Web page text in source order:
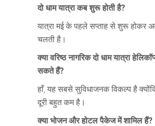
दो धाम यात्रा कब शुरू होती है?
यात्रा मई के पहले सप्ताह से शुरू होकर
चलती है।
क्या वरिष्ठ नागरिक दो धाम यात्रा
सकते हैं?
हाँ, यह सबसे सुविधाजनक विकल्प है
दूरी बहुत कम है।
क्या भोजन और होटल पैकेज में शामिल हैं?